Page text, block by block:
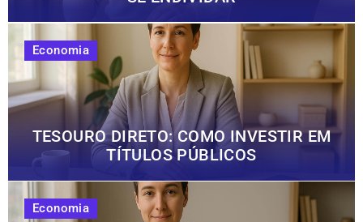
Economia
TESOURO DIRETO: COMO INVESTIR EM
TÍTULOS PÚBLICOS
Economia